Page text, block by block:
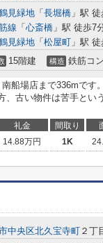
見緑地 「 長堀橋 」駅
線 「 心斎橋 」駅 徒歩7
見緑地 「 松屋町 」駅
15階建 構造 鉄筋コ
船場店まで336mです
、古い物件は苦手とい
礼金 間取り
14.88万円 1K
中央区北久宝寺町 ２丁